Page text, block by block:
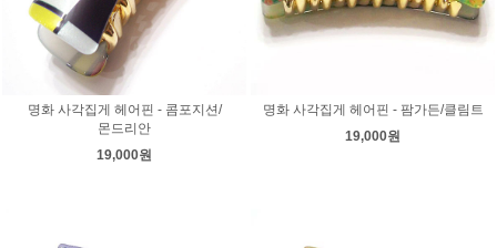
명화 사각집게 헤어핀 - 콤포지션/
몬드리안
19,000원
명화 사각집게 헤어핀 - 팜가든/클림트
19,000원